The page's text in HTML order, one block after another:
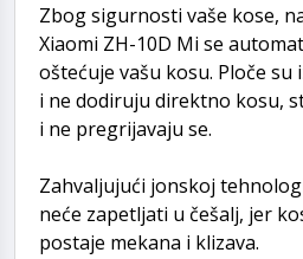
Zbog sigurnosti vaše kose,
Xiaomi ZH-10D Mi se
oštećuje vašu kosu. Ploče
i ne dodiruju direktno kosu,
i ne pregrijavaju se.
Zahvaljujući jonskoj
neće zapetljati u češalj, jer
postaje mekana i klizava.